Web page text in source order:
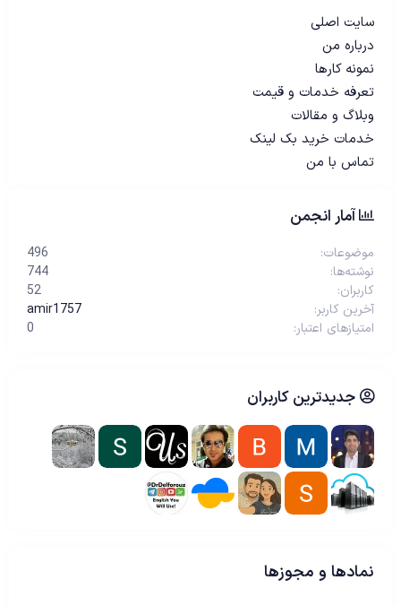
سایت اصلی
درباره من
نمونه کارها
تعرفه خدمات و قیمت
وبلاگ و مقالات
خدمات خرید بک لینک
تماس با من
آمار انجمن
موضوعات
496
نوشته‌ها
744
کاربران
52
آخرین کاربر
amir1757
امتیازهای اعتبار
0
جدیدترین کاربران
نمادها و مجوزها